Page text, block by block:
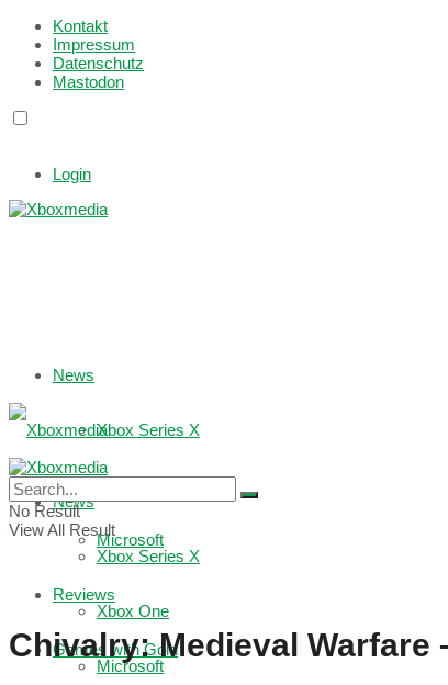
Kontakt
Impressum
Datenschutz
Mastodon
Login
News
Xbox Series X
Microsoft
Reviews
Games with Gold
News
Xbox Series X
Xbox One
Microsoft
No Result
View All Result
Chivalry: Medieval Warfare